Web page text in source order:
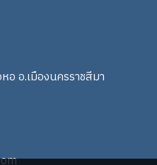
อ.เมืองนครราชสีมา